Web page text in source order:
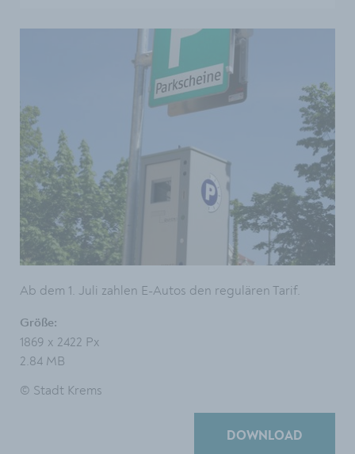
Ab dem 1. Juli zahlen E-Autos den regulären Tarif.
Größe:
1869 x 2422 Px
2.84 MB
© Stadt Krems
DOWNLOAD